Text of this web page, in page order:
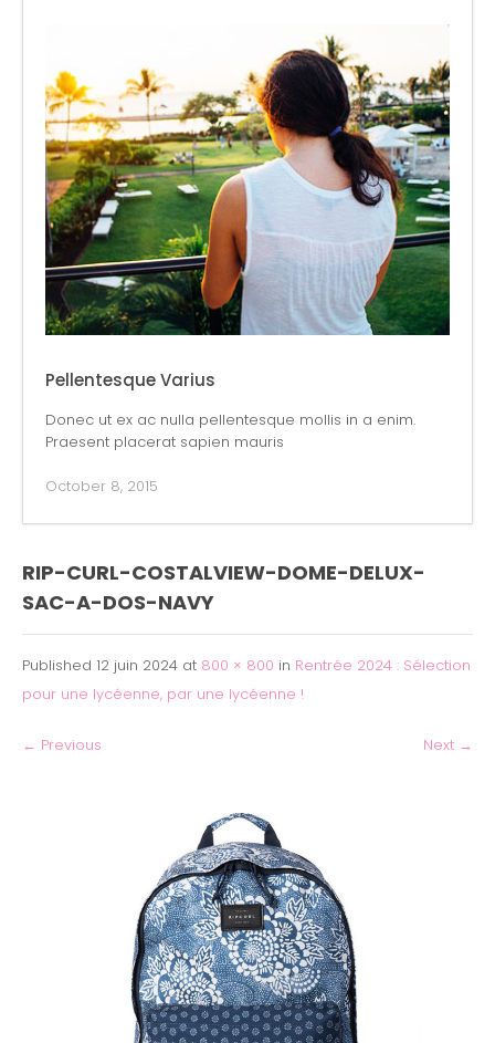
Pellentesque Varius
Donec ut ex ac nulla pellentesque mollis in a enim.
Praesent placerat sapien mauris
October 8, 2015
RIP-CURL-COSTALVIEW-DOME-DELUX-
SAC-A-DOS-NAVY
Published 12 juin 2024 at 800 × 800 in Rentrée 2024 : Sélection
pour une lycéenne, par une lycéenne !
← Previous Next →